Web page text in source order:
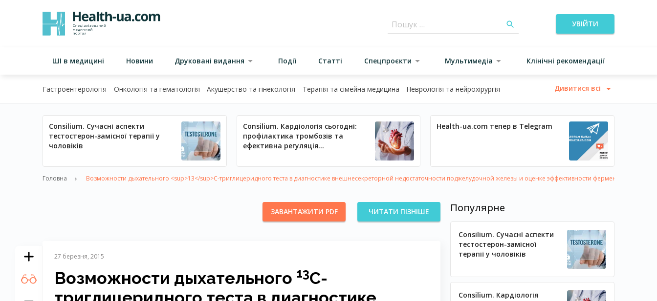
УВІЙТИ
ШІ в медицині Новини Друковані видання Події Статті Спецпроєкти Мультимедіа Клінічні рекомендації
Гастроентерологія Онкологія та гематологія Акушерство та гінекологія Терапія та сімейна медицина Неврологія та нейрохірургія Дивитися всі
Consilium. Сучасні аспекти
тестостерон-замісної терапії у
чоловіків
Consilium. Кардіологія сьогодні:
профілактика тромбозів та
ефективна регуляція
Health-ua.com тепер в Telegram
Головна Возможности дыхательного <sup>13</sup>С-триглицеридного теста в диагностике внешнесекреторной недостаточности поджелудочной железы и оценке эффективности ферментной терапии
ЗАВАНТАЖИТИ PDF ЧИТАТИ ПІЗНІШЕ
27 березня, 2015
Возможности дыхательного 13С-
Популярне
Consilium. Сучасні аспекти
тестостерон-замісної
терапії у чоловіків
Consilium. Кардіологія